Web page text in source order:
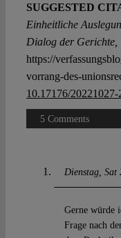
SUGGESTED
Einheitliche
Dialog der Gerichte,
https://
vorrang-des-
10.17176/
5 Comments
Dienstag Sat
Gerne würde
Frage nach